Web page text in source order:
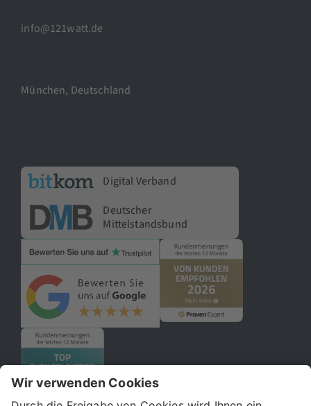
info@121watt.de
München, Deutschland
Digital Verband
Deutscher
Mittelstandsbund